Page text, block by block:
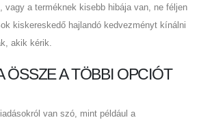
vagy a terméknek kisebb hibája van, ne féljen
kiskereskedő hajlandó kedvezményt kínálni
akik kérik.
ÖSSZE A TÖBBI OPCIÓT
van szó, mint például a